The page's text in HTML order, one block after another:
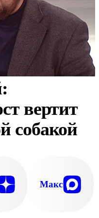
вертит
собакой
Макс